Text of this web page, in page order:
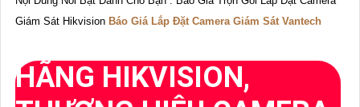
Giám Sát Hikvision Báo Giá Lắp Đặt Camera Giám Sát Vantech
HÃNG HIKVISION,